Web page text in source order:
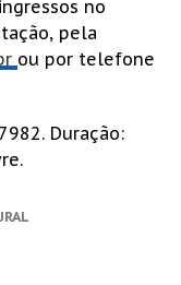
no
pela
ou por telefone
Duração: